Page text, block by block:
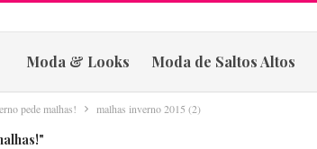
Moda & Looks Moda de Saltos Altos
pede malhas! malhas inverno 2015 (2)